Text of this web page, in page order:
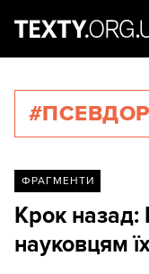
ФРАГМЕНТИ
Крок назад:
науковцям